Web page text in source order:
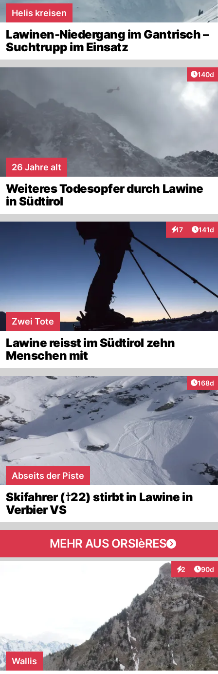
Helis kreisen
Lawinen-Niedergang im Gantrisch –
Suchtrupp im Einsatz
140d
26 Jahre alt
Weiteres Todesopfer durch Lawine
in Südtirol
17
Interaktionen
141d
Zwei Tote
Lawine reisst im Südtirol zehn
Menschen mit
168d
Abseits der Piste
Skifahrer (†22) stirbt in Lawine in
Verbier VS
MEHR AUS ORSIèRES
2
Interaktionen
90d
Wallis